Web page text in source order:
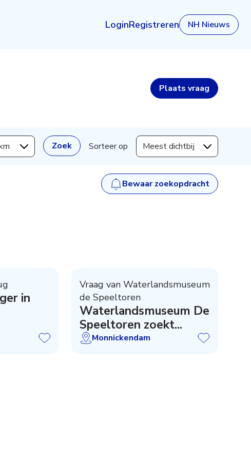
LoginRegistreren NH Nieuws
Plaats vraag
Zoek Sorteer op Meest dichtbij
Bewaar zoekopdracht
in
Vraag van Waterlandsmuseum
de Speeltoren
Waterlandsmuseum De
Speeltoren zoekt...
Monnickendam